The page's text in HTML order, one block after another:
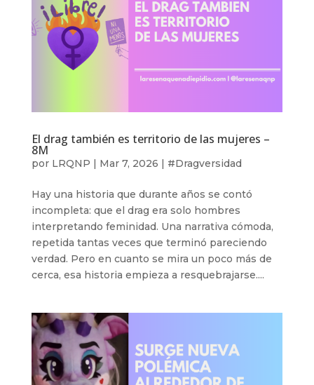
El drag también es territorio de las mujeres –
8M
por LRQNP | Mar 7, 2026 | #Dragversidad
Hay una historia que durante años se contó
incompleta: que el drag era solo hombres
interpretando feminidad. Una narrativa cómoda,
repetida tantas veces que terminó pareciendo
verdad. Pero en cuanto se mira un poco más de
cerca, esa historia empieza a resquebrajarse....